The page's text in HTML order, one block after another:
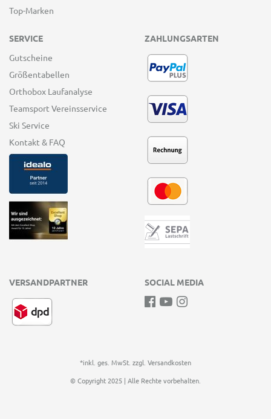
Top-Marken
SERVICE
Gutscheine
Größentabellen
Orthobox Laufanalyse
Teamsport Vereinsservice
Ski Service
Kontakt & FAQ
ZAHLUNGSARTEN
VERSANDPARTNER SOCIAL MEDIA
*inkl. ges. MwSt. zzgl. Versandkosten
© Copyright 2025 | Alle Rechte vorbehalten.